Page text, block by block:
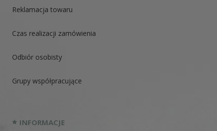
Reklamacja towaru
Czas realizacji zamówienia
Odbiór osobisty
Grupy współpracujące
INFORMACJE